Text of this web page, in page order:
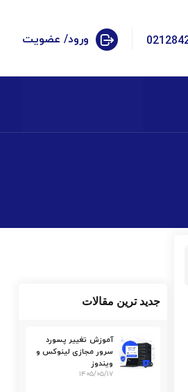
ورود/ عضویت
جدید ترین مقالات
آموزش تغییر پسورد
سرور مجازی لینوکس و
ویندوز
۱۴۰۵/۰۵/۱۷